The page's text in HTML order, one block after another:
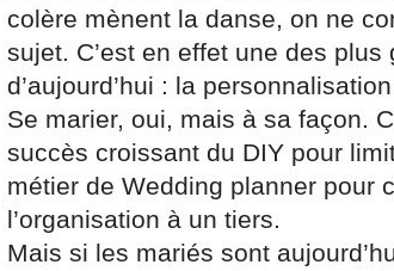
colère mènent la danse, on ne
sujet. C’est en effet une des
d’aujourd’hui : la
Se marier, oui, mais à sa façon.
succès croissant du DIY pour
métier de Wedding planner pour
l’organisation à un tiers.
Mais si les mariés sont